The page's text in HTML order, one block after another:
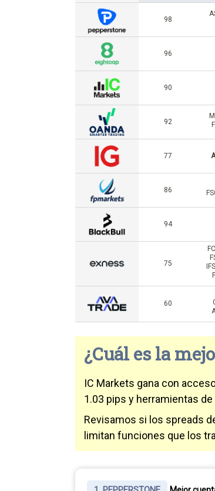
98
96
90
92
77
86
94
75
60
¿Cuál es la
IC Markets gana con
1.03 pips y herramientas
Revisamos si los spreads
limitan funciones que los